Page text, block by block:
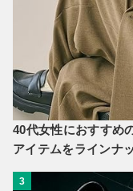
40代女性におすすめ
アイテムをラインナ
3